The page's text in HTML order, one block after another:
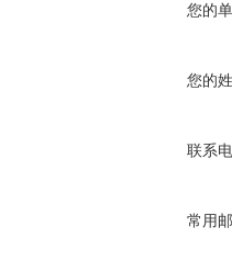
您的
您的
联系
常用